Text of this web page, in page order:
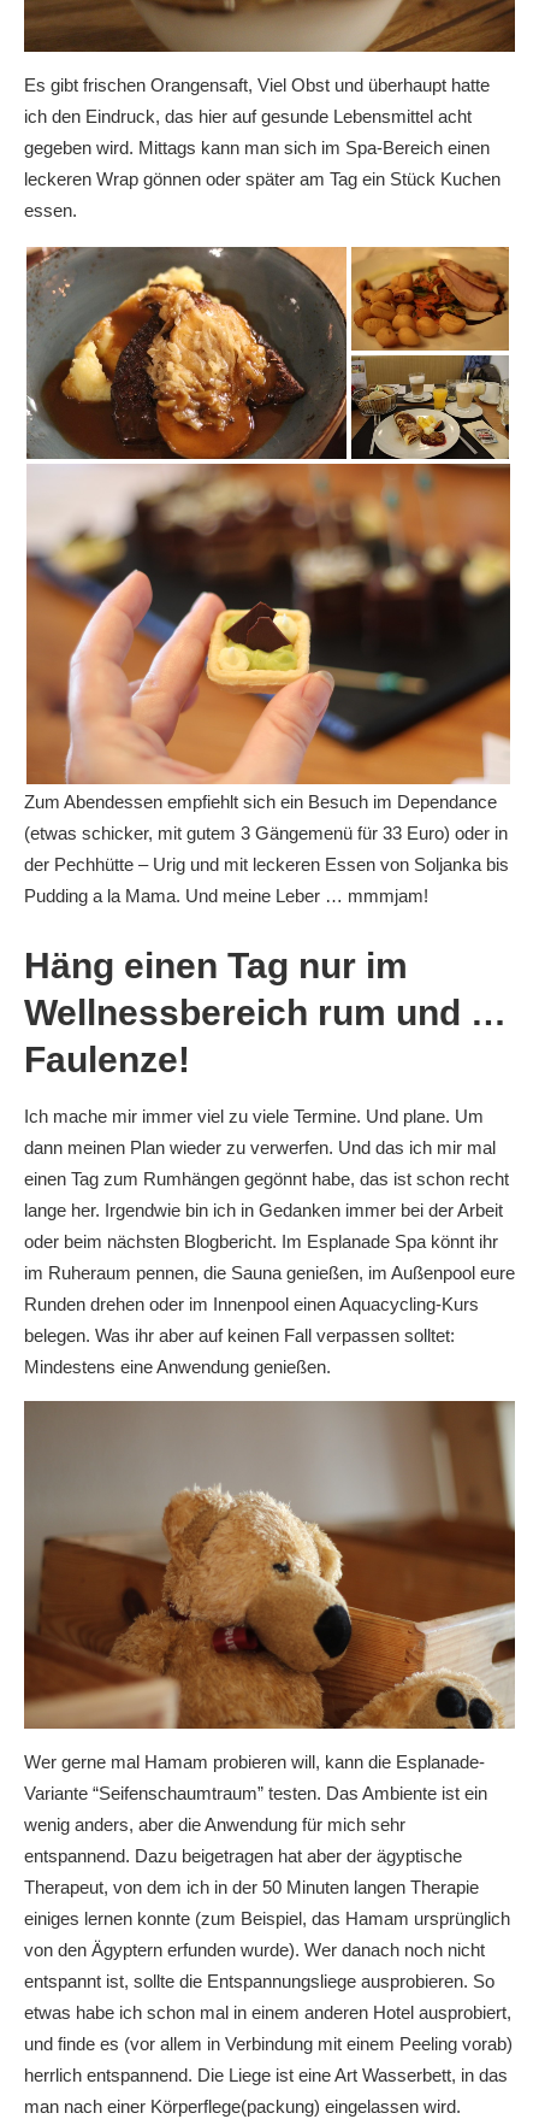
Es gibt frischen Orangensaft, Viel Obst und überhaupt hatte
ich den Eindruck, das hier auf gesunde Lebensmittel acht
gegeben wird. Mittags kann man sich im Spa-Bereich einen
leckeren Wrap gönnen oder später am Tag ein Stück Kuchen
essen.
Zum Abendessen empfiehlt sich ein Besuch im Dependance
(etwas schicker, mit gutem 3 Gängemenü für 33 Euro) oder in
der Pechhütte – Urig und mit leckeren Essen von Soljanka bis
Pudding a la Mama. Und meine Leber … mmmjam!
Häng einen Tag nur im
Wellnessbereich rum und …
Faulenze!
Ich mache mir immer viel zu viele Termine. Und plane. Um
dann meinen Plan wieder zu verwerfen. Und das ich mir mal
einen Tag zum Rumhängen gegönnt habe, das ist schon recht
lange her. Irgendwie bin ich in Gedanken immer bei der Arbeit
oder beim nächsten Blogbericht. Im Esplanade Spa könnt ihr
im Ruheraum pennen, die Sauna genießen, im Außenpool eure
Runden drehen oder im Innenpool einen Aquacycling-Kurs
belegen. Was ihr aber auf keinen Fall verpassen solltet:
Mindestens eine Anwendung genießen.
Wer gerne mal Hamam probieren will, kann die Esplanade-
Variante “Seifenschaumtraum” testen. Das Ambiente ist ein
wenig anders, aber die Anwendung für mich sehr
entspannend. Dazu beigetragen hat aber der ägyptische
Therapeut, von dem ich in der 50 Minuten langen Therapie
einiges lernen konnte (zum Beispiel, das Hamam ursprünglich
von den Ägyptern erfunden wurde). Wer danach noch nicht
entspannt ist, sollte die Entspannungsliege ausprobieren. So
etwas habe ich schon mal in einem anderen Hotel ausprobiert,
und finde es (vor allem in Verbindung mit einem Peeling vorab)
herrlich entspannend. Die Liege ist eine Art Wasserbett, in das
man nach einer Körperflege(packung) eingelassen wird.